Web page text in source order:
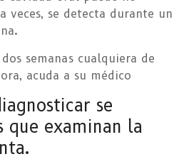
veces, se detecta durante un
semanas cualquiera de
acuda a su médico
se
que examinan la